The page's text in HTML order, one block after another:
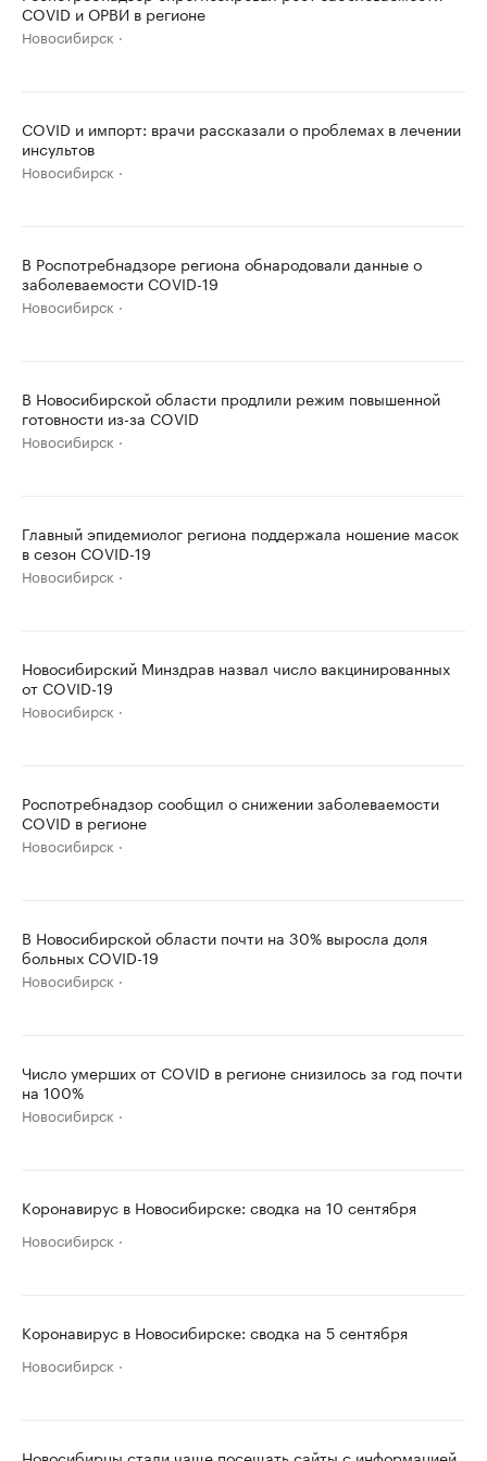
COVID и ОРВИ в регионе
Новосибирск
COVID и импорт: врачи рассказали о проблемах в лечении
инсультов
Новосибирск
В Роспотребнадзоре региона обнародовали данные о
заболеваемости COVID-19
Новосибирск
В Новосибирской области продлили режим повышенной
готовности из-за COVID
Новосибирск
Главный эпидемиолог региона поддержала ношение масок
в сезон COVID-19
Новосибирск
Новосибирский Минздрав назвал число вакцинированных
от COVID-19
Новосибирск
Роспотребнадзор сообщил о снижении заболеваемости
COVID в регионе
Новосибирск
В Новосибирской области почти на 30% выросла доля
больных COVID-19
Новосибирск
Число умерших от COVID в регионе снизилось за год почти
на 100%
Новосибирск
Коронавирус в Новосибирске: сводка на 10 сентября
Новосибирск
Коронавирус в Новосибирске: сводка на 5 сентября
Новосибирск